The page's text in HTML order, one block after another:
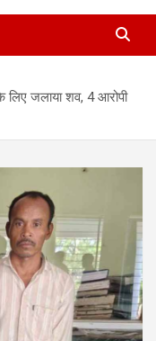
लिए जलाया शव, 4 आरोपी